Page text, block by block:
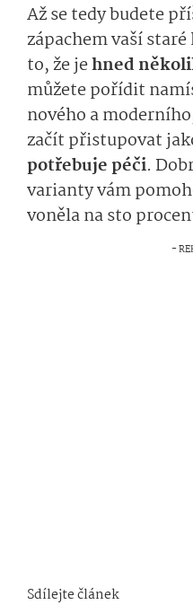
Až se tedy budete
zápachem vaší
to, že jehned
můžete pořídit
nového a
začít přistupovat
potřebuje péči.
varianty vám
voněla na sto
Sdílejte článek